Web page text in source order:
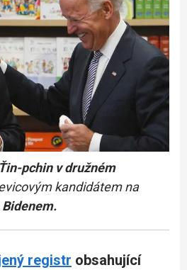
pchin v družném
kandidátem na
registr obsahující